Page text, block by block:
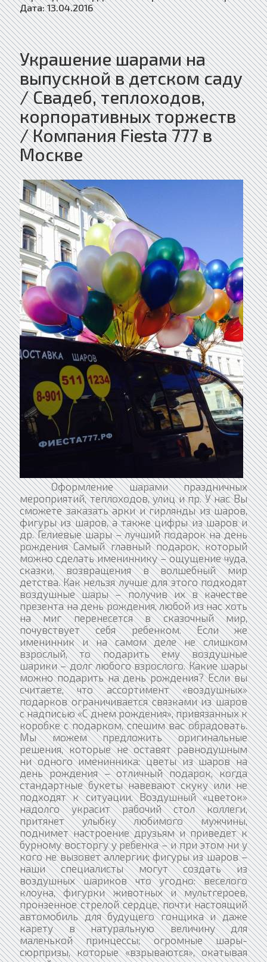
Дата: 13.04.2016
Украшение шарами на
выпускной в детском саду
/ Свадеб, теплоходов,
корпоративных торжеств
/ Компания Fiesta 777 в
Москве
Оформление шарами праздничных
мероприятий, теплоходов, улиц и пр. У нас Вы
сможете заказать арки и гирлянды из шаров,
фигуры из шаров, а также цифры из шаров и
др. Гелиевые шары – лучший подарок на день
рождения Самый главный подарок, который
можно сделать имениннику – ощущение чуда,
сказки, возвращения в волшебный мир
детства. Как нельзя лучше для этого подходят
воздушные шары – получив их в качестве
презента на день рождения, любой из нас хоть
на миг перенесется в сказочный мир,
почувствует себя ребенком. Если же
именинник и на самом деле не слишком
взрослый, то подарить ему воздушные
шарики – долг любого взрослого. Какие шары
можно подарить на день рождения? Если вы
считаете, что ассортимент «воздушных»
подарков ограничивается связками из шаров
с надписью «С днем рождения», привязанных к
коробке с подарком, спешим вас обрадовать.
Мы можем предложить оригинальные
решения, которые не оставят равнодушным
ни одного именинника: цветы из шаров на
день рождения – отличный подарок, когда
стандартные букеты навевают скуку или не
подходят к ситуации. Воздушный «цветок»
надолго украсит рабочий стол коллеги,
притянет улыбку любимого мужчины,
поднимет настроение друзьям и приведет к
бурному восторгу у ребенка – и при этом ни у
кого не вызовет аллергии; фигуры из шаров –
наши специалисты могут создать из
воздушных шариков что угодно: веселого
клоуна, фигурки животных и мультгероев,
пронзенное стрелой сердце, почти настоящий
автомобиль для будущего гонщика и даже
карету в натуральную величину для
маленькой принцессы; огромные шары-
сюрпризы, которые «взрываются», окатывая